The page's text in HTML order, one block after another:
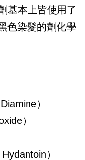
基本上皆使用了
色染髮的劑化學
）
）
）